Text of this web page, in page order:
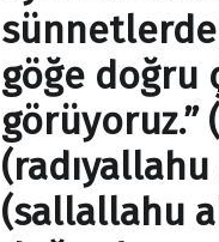
göğe doğru
görüyoruz.”
(sallallahu